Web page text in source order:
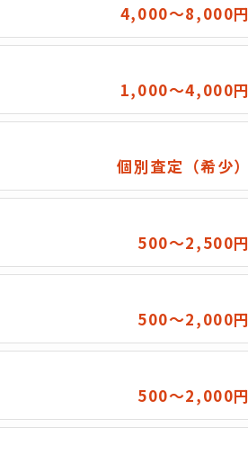
4,000〜8,000円
1,000〜4,000円
個別査定（希少）
500〜2,500円
500〜2,000円
500〜2,000円